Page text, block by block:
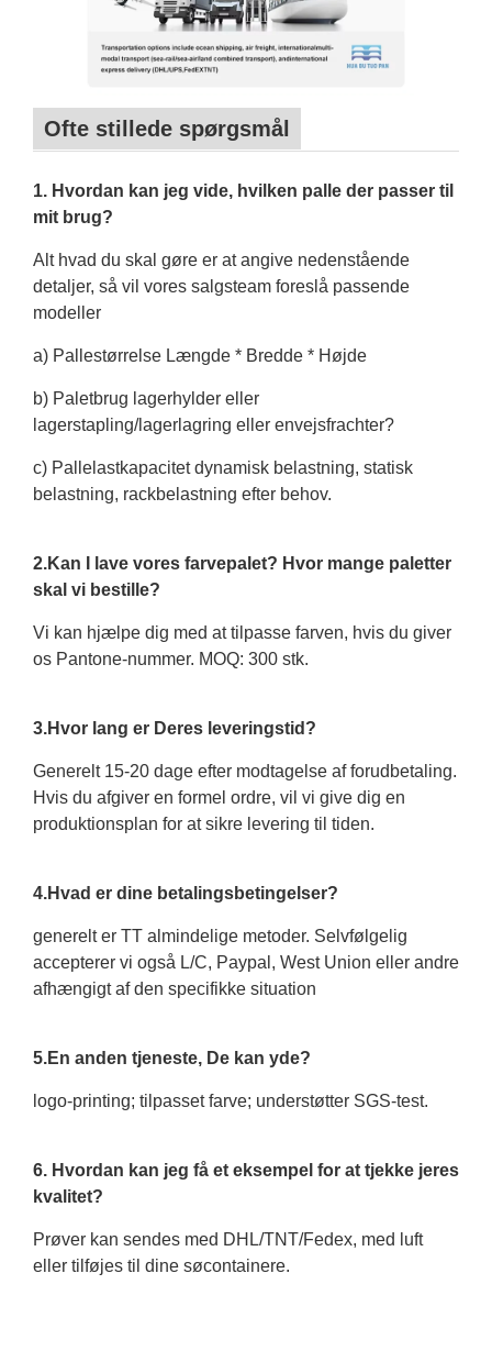
Ofte stillede spørgsmål
1. Hvordan kan jeg vide, hvilken palle der passer til
mit brug?
Alt hvad du skal gøre er at angive nedenstående
detaljer, så vil vores salgsteam foreslå passende
modeller
a) Pallestørrelse Længde * Bredde * Højde
b) Paletbrug lagerhylder eller
lagerstapling/lagerlagring eller envejsfrachter?
c) Pallelastkapacitet dynamisk belastning, statisk
belastning, rackbelastning efter behov.
2.Kan I lave vores farvepalet? Hvor mange paletter
skal vi bestille?
Vi kan hjælpe dig med at tilpasse farven, hvis du giver
os Pantone-nummer. MOQ: 300 stk.
3.Hvor lang er Deres leveringstid?
Generelt 15-20 dage efter modtagelse af forudbetaling.
Hvis du afgiver en formel ordre, vil vi give dig en
produktionsplan for at sikre levering til tiden.
4.Hvad er dine betalingsbetingelser?
generelt er TT almindelige metoder. Selvfølgelig
accepterer vi også L/C, Paypal, West Union eller andre
afhængigt af den specifikke situation
5.En anden tjeneste, De kan yde?
logo-printing; tilpasset farve; understøtter SGS-test.
6. Hvordan kan jeg få et eksempel for at tjekke jeres
kvalitet?
Prøver kan sendes med DHL/TNT/Fedex, med luft
eller tilføjes til dine søcontainere.